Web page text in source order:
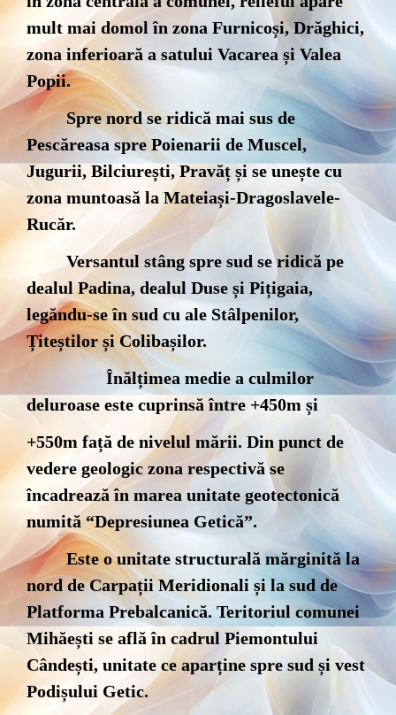
mult mai domol în zona Furnicoși, Drăghici,
zona inferioară a satului Vacarea și Valea
Popii.
Spre nord se ridică mai sus de
Pescăreasa spre Poienarii de Muscel,
Jugurii, Bilciurești, Pravăț și se unește cu
zona muntoasă la Mateiași-Dragoslavele-
Rucăr.
Versantul stâng spre sud se ridică pe
dealul Padina, dealul Duse și Pițigaia,
legăndu-se în sud cu ale Stâlpenilor,
Țiteștilor și Colibașilor.
Înălțimea medie a culmilor
deluroase este cuprinsă între +450m și
+550m față de nivelul mării. Din punct de
vedere geologic zona respectivă se
încadrează în marea unitate geotectonică
numită “Depresiunea Getică”.
Este o unitate structurală mărginită la
nord de Carpații Meridionali și la sud de
Platforma Prebalcanică. Teritoriul comunei
Mihăești se află în cadrul Piemontului
Cândești, unitate ce aparține spre sud și vest
Podișului Getic.